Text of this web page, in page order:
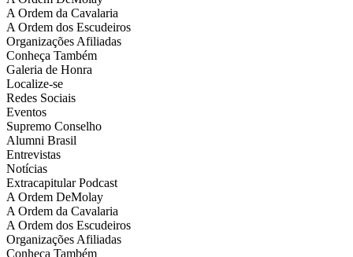
A Ordem da Cavalaria
A Ordem dos Escudeiros
Organizações Afiliadas
Conheça Também
Galeria de Honra
Localize-se
Redes Sociais
Eventos
Supremo Conselho
Alumni Brasil
Entrevistas
Notícias
Extracapitular Podcast
A Ordem DeMolay
A Ordem da Cavalaria
A Ordem dos Escudeiros
Organizações Afiliadas
Conheça Também